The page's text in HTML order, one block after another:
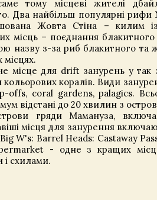
тому місцеві жителі
Два найбільш популярні рифи
Жовта Стіна – килим
місць – поєднання
назву з-за риб блакитного та
місцях.
місце для drift занурень у так
кольорових коралів. Види
coral gardens, palagics.
відстані до 20 хвилин з
гряди Мамануза,
місця для занурення
W's: Barrel Heads: Castaway
- одне з кращих
і схилами.